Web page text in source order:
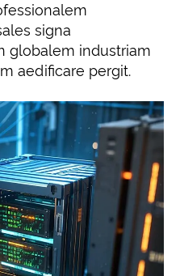
signa
globalem industriam
aedificare pergit.